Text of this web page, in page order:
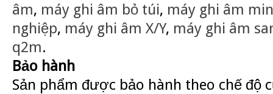
âm, máy ghi âm bỏ túi, máy ghi âm
nghiệp, máy ghi âm X/Y, máy ghi âm
q2m.
Bảo hành
Sản phẩm được bảo hành theo chế độ